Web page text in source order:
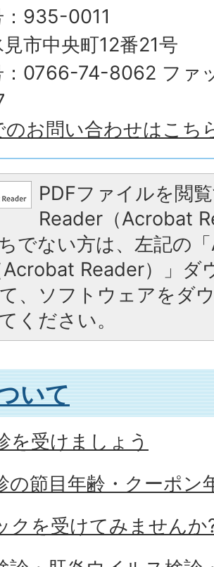
：935-0011
市中央町12番21号
：0766-74-8062 ファ
のお問い合わせはこち
PDFファイルを閲
Reader（Acrobat
でない方は、左記の
Reader）」ダ
、ソフトウェアをダ
ください。
いて
を受けましょう
の節目年齢・クーポン
クを受けてみませんか